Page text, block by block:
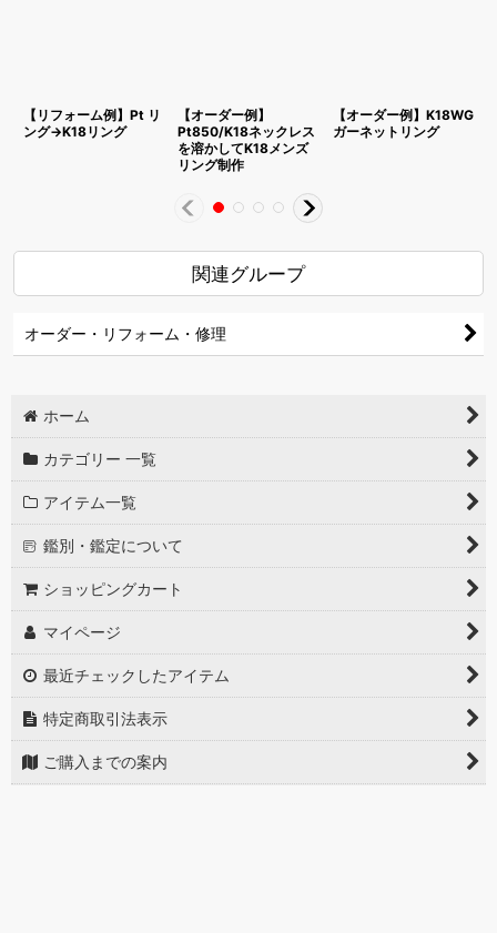
【リフォーム例】Pt リ
ング→K18リング
【オーダー例】
Pt850/K18ネックレス
を溶かしてK18メンズ
リング制作
【オーダー例】K18WG
ガーネットリング
関連グループ
オーダー・リフォーム・修理
ホーム
カテゴリー 一覧
アイテム一覧
鑑別・鑑定について
ショッピングカート
マイページ
最近チェックしたアイテム
特定商取引法表示
ご購入までの案内